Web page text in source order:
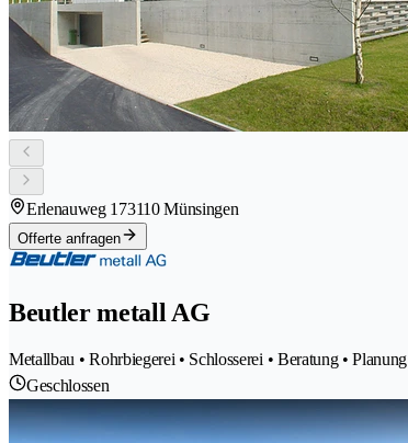
Erlenauweg 173110 Münsingen
Offerte anfragen
Beutler metall AG
Metallbau • Rohrbiegerei • Schlosserei • Beratung • Planung
Geschlossen